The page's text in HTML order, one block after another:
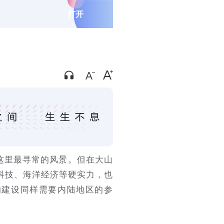
打开
最寻常的风景。但在大山
、海洋经济等硬实力，也
设同样需要内陆地区的参